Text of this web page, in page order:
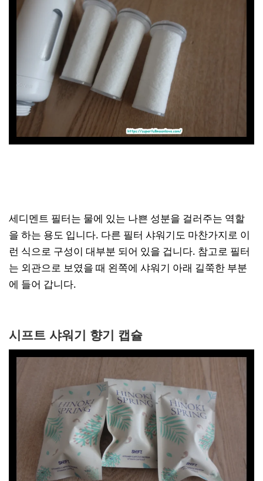
세디멘트 필터는 물에 있는 나쁜 성분을 걸러주는 역할
을 하는 용도 입니다. 다른 필터 샤워기도 마찬가지로 이
런 식으로 구성이 대부분 되어 있을 겁니다. 참고로 필터
는 외관으로 보였을 때 왼쪽에 샤워기 아래 길쭉한 부분
에 들어 갑니다.
시프트 샤워기 향기 캡슐